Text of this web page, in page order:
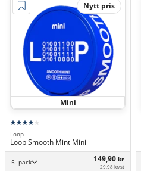
Nytt pris
Mini
Loop
Loop Smooth Mint Mini
5 -pack 149,90 kr
29,98 kr/st